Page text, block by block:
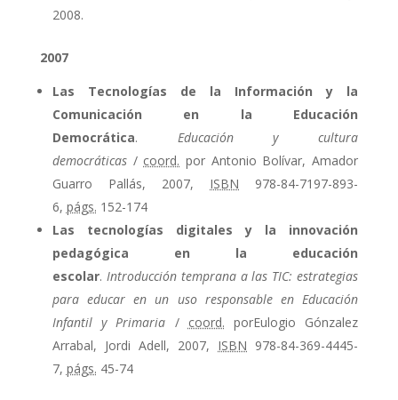
2008.
2007
Las Tecnologías de la Información y la
Comunicación en la Educación
Democrática. Educación y cultura
democráticas/ coord. por Antonio Bolívar, Amador
Guarro Pallás, 2007, ISBN 978-84-7197-893-
6, págs. 152-174
Las tecnologías digitales y la innovación
pedagógica en la educación
escolar. Introducción temprana a las TIC: estrategias
para educar en un uso responsable en Educación
Infantil y Primaria / coord. porEulogio Gónzalez
Arrabal, Jordi Adell, 2007, ISBN 978-84-369-4445-
7, págs. 45-74